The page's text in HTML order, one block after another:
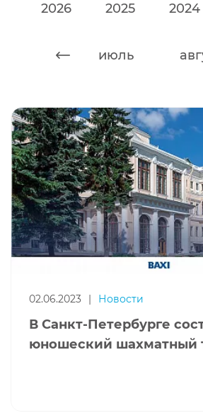
2026 2025 2024
июль
02.06.2023 | Новости
В Санкт-Петербурге
юношеский шахматный